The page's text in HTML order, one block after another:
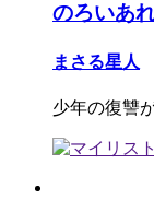
のろいあ
まさる星人
少年の復讐